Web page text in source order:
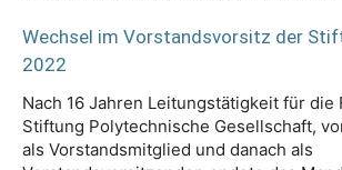
Wechsel im Vorstandsvorsitz der
2022
Nach 16 Jahren Leitungstätigkeit für
Stiftung Polytechnische Gesellschaft,
als Vorstandsmitglied und danach als